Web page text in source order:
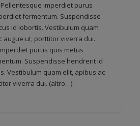
imperdiet purus
fermentum. Suspendisse
id lobortis. Vestibulum quam
augue ut, porttitor viverra dui.
purus quis metus
Suspendisse hendrerit id
Vestibulum quam elit, apibus ac
viverra dui. (altro…)